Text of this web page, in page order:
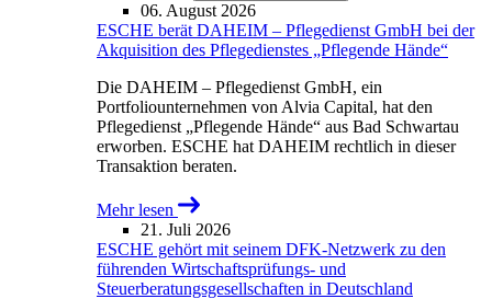
06. August 2026
ESCHE berät DAHEIM – Pflegedienst GmbH bei der
Akquisition des Pflegedienstes „Pflegende Hände“
Die DAHEIM – Pflegedienst GmbH, ein
Portfoliounternehmen von Alvia Capital, hat den
Pflegedienst „Pflegende Hände“ aus Bad Schwartau
erworben. ESCHE hat DAHEIM rechtlich in dieser
Transaktion beraten.
Mehr lesen
21. Juli 2026
ESCHE gehört mit seinem DFK-Netzwerk zu den
führenden Wirtschaftsprüfungs- und
Steuerberatungsgesellschaften in Deutschland